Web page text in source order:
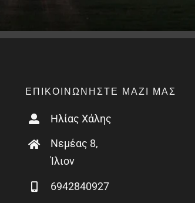
ΕΠΙΚΟΙΝΩΝΉΣΤΕ ΜΑΖΊ ΜΑΣ
Ηλίας Χάλης
Νεμέας 8,
Ίλιον
6942840927